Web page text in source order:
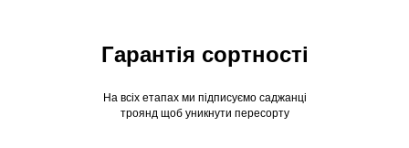
На всіх етапах ми підписуємо саджанці
троянд щоб уникнути пересорту
Гарантія сортності